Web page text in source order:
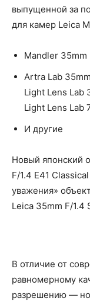
выпущенной за
для камер Leica
Mandler 35mm
Artra Lab
Light Lens Lab
Light Lens Lab
И другие
Новый японский
F/1.4 E41
уважения»
Leica 35mm F/1.4
В отличие от
равномерному
разрешению —